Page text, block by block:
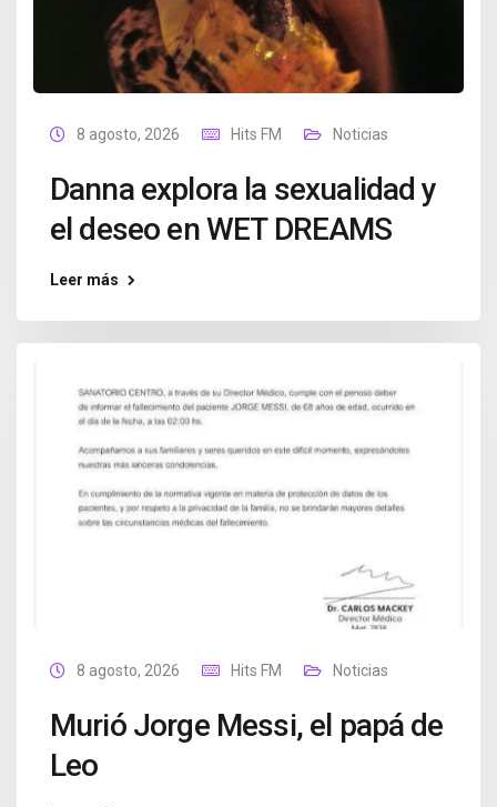
8 agosto, 2026 Hits FM Noticias
Danna explora la sexualidad y
el deseo en WET DREAMS
Leer más
8 agosto, 2026 Hits FM Noticias
Murió Jorge Messi, el papá de
Leo